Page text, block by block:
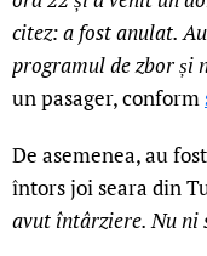
citez: a fost anulat.
programul de zbor și
un pasager, conform
De asemenea, au
întors joi seara din
avut întârziere. Nu ni